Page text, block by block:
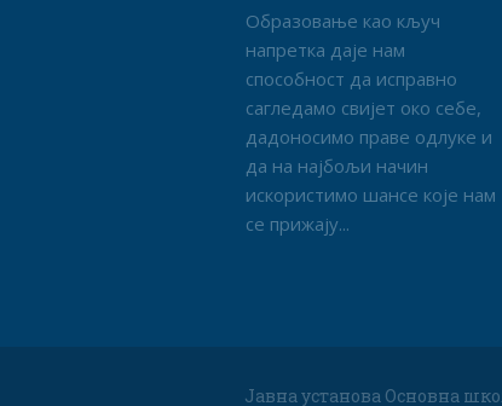
Образовање као кључ
напретка даје нам
способност да исправно
сагледамо свијет око себе,
дадоносимо праве одлуке и
да на најбољи начин
искористимо шансе које нам
се прижају...
Јавна установа Основна